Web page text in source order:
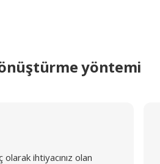
yöntemi
ihtiyacınız olan